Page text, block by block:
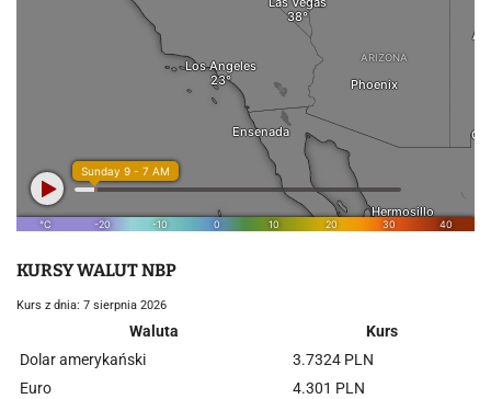
KURSY WALUT NBP
Kurs z dnia: 7 sierpnia 2026
Waluta
Kurs
Dolar amerykański
3.7324 PLN
Euro
4.301 PLN